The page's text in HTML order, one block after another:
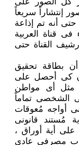
إنتشاراً سريعاً
أنه تم إذاعة
قناة العربية
القناة حتى
بطاقة تحقيق
كى أحصل على
مثل أى مواطن
الشخصى تماماً
أواجه مُعوقات
مُستند قانونى
أية أوراق ،
مصرفى عادى